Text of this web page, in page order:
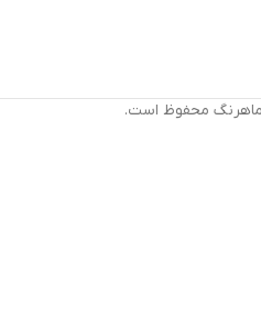
ماهرنگ محفوظ است.